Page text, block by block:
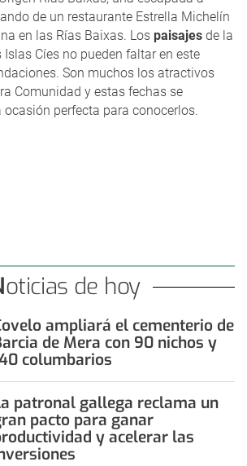
de un restaurante Estrella Michelín
en las Rías Baixas. Los paisajes de la
Islas Cíes no pueden faltar en este
Son muchos los atractivos
Comunidad y estas fechas se
ocasión perfecta para conocerlos.
Noticias de hoy
ampliará el cementerio de
de Mera con 90 nichos y
columbarios
patronal gallega reclama un
pacto para ganar
y acelerar las